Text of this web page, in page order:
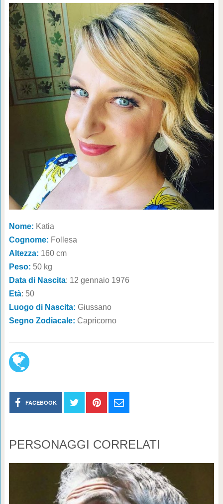
Nome: Katia
Cognome: Follesa
Altezza: 160 cm
Peso: 50 kg
Data di Nascita: 12 gennaio 1976
Età: 50
Luogo di Nascita: Giussano
Segno Zodiacale: Capricorno
FACEBOOK
PERSONAGGI CORRELATI